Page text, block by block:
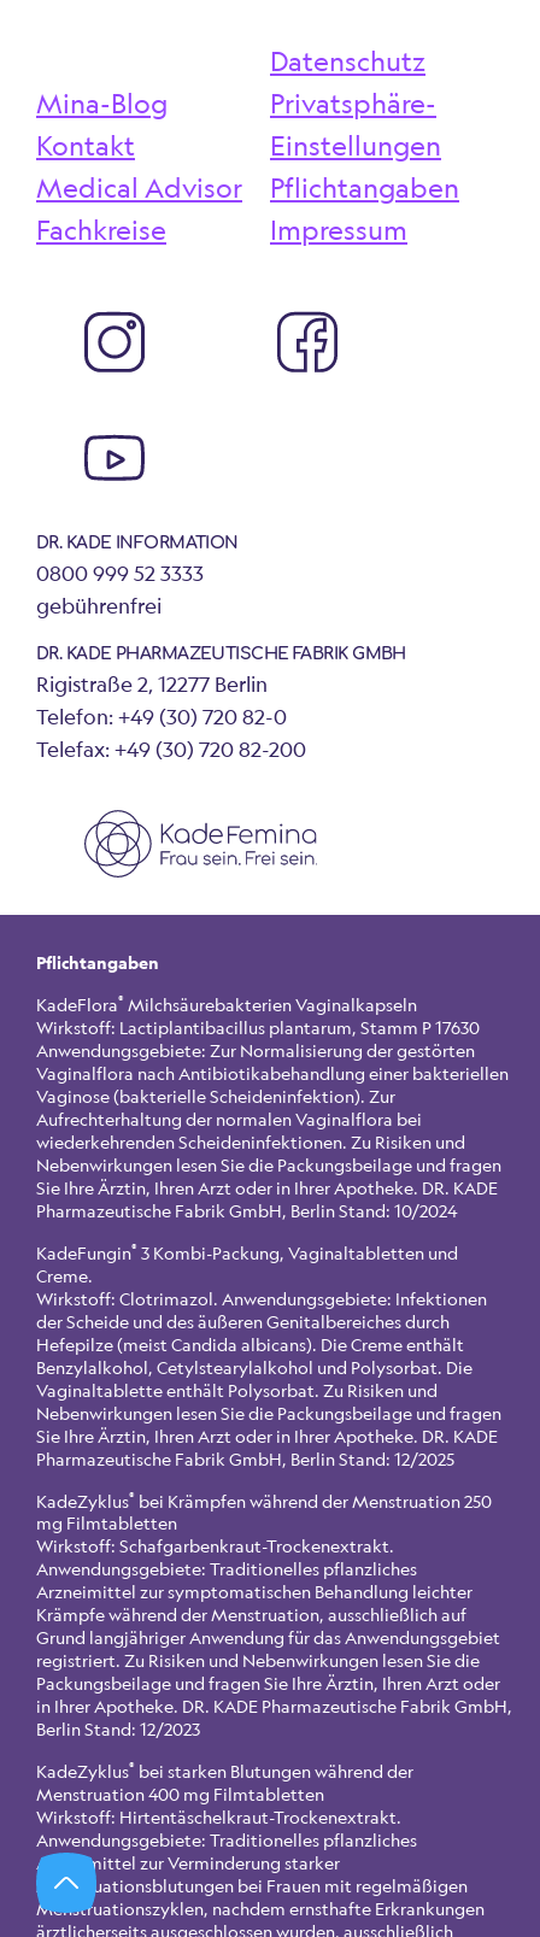
Mina-Blog
Kontakt
Medical Advisor
Fachkreise
Datenschutz
Privatsphäre-
Einstellungen
Pflichtangaben
Impressum
DR. KADE INFORMATION
0800 999 52 3333
gebührenfrei
DR. KADE PHARMAZEUTISCHE FABRIK GMBH
Rigistraße 2, 12277 Berlin
Telefon: +49 (30) 720 82-0
Telefax: +49 (30) 720 82-200
Pflichtangaben
KadeFlora® Milchsäurebakterien Vaginalkapseln
Wirkstoff: Lactiplantibacillus plantarum, Stamm P 17630
Anwendungsgebiete: Zur Normalisierung der gestörten
Vaginalflora nach Antibiotikabehandlung einer bakteriellen
Vaginose (bakterielle Scheideninfektion). Zur
Aufrechterhaltung der normalen Vaginalflora bei
wiederkehrenden Scheideninfektionen. Zu Risiken und
Nebenwirkungen lesen Sie die Packungsbeilage und fragen
Sie Ihre Ärztin, Ihren Arzt oder in Ihrer Apotheke. DR. KADE
Pharmazeutische Fabrik GmbH, Berlin Stand: 10/2024
KadeFungin® 3 Kombi-Packung, Vaginaltabletten und
Creme.
Wirkstoff: Clotrimazol. Anwendungsgebiete: Infektionen
der Scheide und des äußeren Genitalbereiches durch
Hefepilze (meist Candida albicans). Die Creme enthält
Benzylalkohol, Cetylstearylalkohol und Polysorbat. Die
Vaginaltablette enthält Polysorbat. Zu Risiken und
Nebenwirkungen lesen Sie die Packungsbeilage und fragen
Sie Ihre Ärztin, Ihren Arzt oder in Ihrer Apotheke. DR. KADE
Pharmazeutische Fabrik GmbH, Berlin Stand: 12/2025
KadeZyklus® bei Krämpfen während der Menstruation 250
mg Filmtabletten
Wirkstoff: Schafgarbenkraut-Trockenextrakt.
Anwendungsgebiete: Traditionelles pflanzliches
Arzneimittel zur symptomatischen Behandlung leichter
Krämpfe während der Menstruation, ausschließlich auf
Grund langjähriger Anwendung für das Anwendungsgebiet
registriert. Zu Risiken und Nebenwirkungen lesen Sie die
Packungsbeilage und fragen Sie Ihre Ärztin, Ihren Arzt oder
in Ihrer Apotheke. DR. KADE Pharmazeutische Fabrik GmbH,
Berlin Stand: 12/2023
KadeZyklus® bei starken Blutungen während der
Menstruation 400 mg Filmtabletten
Wirkstoff: Hirtentäschelkraut-Trockenextrakt.
Anwendungsgebiete: Traditionelles pflanzliches
Arzneimittel zur Verminderung starker
Menstruationsblutungen bei Frauen mit regelmäßigen
Menstruationszyklen, nachdem ernsthafte Erkrankungen
ärztlicherseits ausgeschlossen wurden, ausschließlich